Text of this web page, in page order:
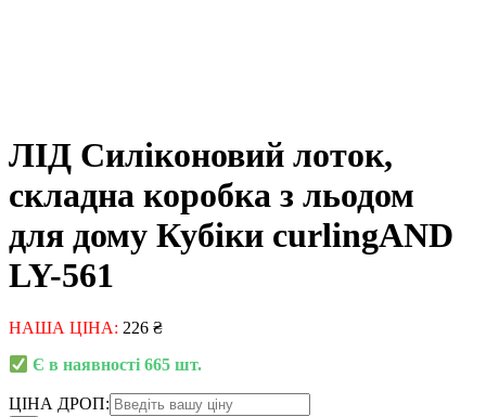
ЛІД Силіконовий лоток,
складна коробка з льодом
для дому Кубіки curlingAND
LY-561
НАША ЦІНА: 226 ₴
Є в наявності 665 шт.
ЦІНА ДРОП: